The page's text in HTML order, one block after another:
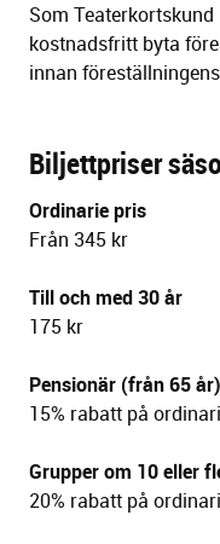
Som
kostnadsfritt byta
innan
Biljettpriser
Ordinarie pris
Från 345 kr
Till och med 30 år
175 kr
Pensionär (från 65 år)
15% rabatt på
Grupper om 10 eller
20% rabatt på